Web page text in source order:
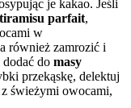
je kakao. Jeśli
tiramisu parfait,
w
również zamrozić i
do masy
przekąskę, delektuj
świeżymi owocami,